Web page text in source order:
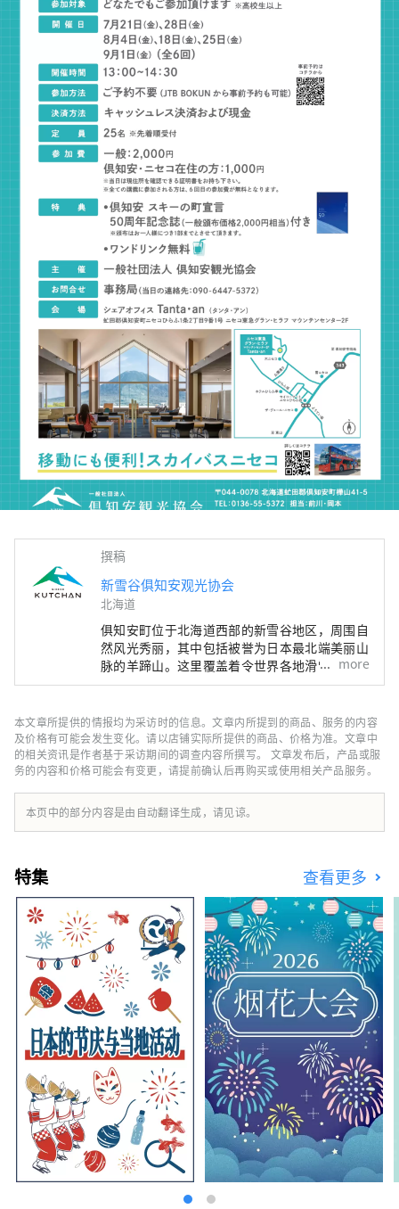
撰稿
新雪谷俱知安观光协会
北海道
俱知安町位于北海道西部的新雪谷地区，周围自
然风光秀丽，其中包括被誉为日本最北端美丽山
脉的羊蹄山。这里覆盖着令世界各地滑雪爱好者
梦寐以求的细腻粉雪，堪称魅力十足的度假胜
绍新雪谷俱知安的热门餐厅、美丽的自然风光、
豪华酒店，以及实用的旅游信息。
more
本文章所提供的情报均为采访时的信息。文章内所提到的商品、服务的内容
及价格有可能会发生变化。请以店铺实际所提供的商品、价格为准。文章中
的相关资讯是作者基于采访期间的调查内容所撰写。 文章发布后，产品或服
务的内容和价格可能会有变更，请提前确认后再购买或使用相关产品服务。
本页中的部分内容是由自动翻译生成，请见谅。
特集 查看更多